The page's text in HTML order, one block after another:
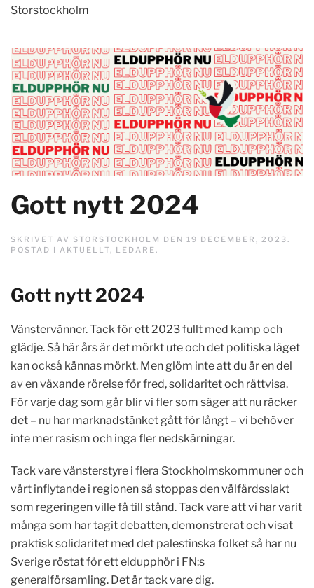
Storstockholm
Gott nytt 2024
SKRIVET AV STORSTOCKHOLM DEN 19 DECEMBER, 2023.
POSTAD I AKTUELLT, LEDARE.
Gott nytt 2024
Vänstervänner. Tack för ett 2023 fullt med kamp och
glädje. Så här års är det mörkt ute och det politiska läget
kan också kännas mörkt. Men glöm inte att du är en del
av en växande rörelse för fred, solidaritet och rättvisa.
För varje dag som går blir vi fler som säger att nu räcker
det – nu har marknadstänket gått för långt – vi behöver
inte mer rasism och inga fler nedskärningar.
Tack vare vänsterstyre i flera Stockholmskommuner och
vårt inflytande i regionen så stoppas den välfärdsslakt
som regeringen ville få till stånd. Tack vare att vi har varit
många som har tagit debatten, demonstrerat och visat
praktisk solidaritet med det palestinska folket så har nu
Sverige röstat för ett eldupphör i FN:s
generalförsamling. Det är tack vare dig.